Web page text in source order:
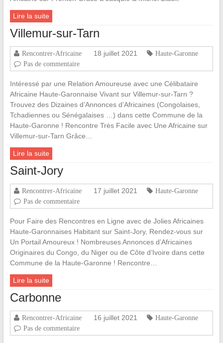
Lire la suite
Villemur-sur-Tarn
Rencontrer-Africaine 18 juillet 2021
Haute-Garonne
Pas de commentaire
Intéressé par une Relation Amoureuse avec une Célibataire
Africaine Haute-Garonnaise Vivant sur Villemur-sur-Tarn ?
Trouvez des Dizaines d’Annonces d’Africaines (Congolaises,
Tchadiennes ou Sénégalaises …) dans cette Commune de la
Haute-Garonne ! Rencontre Très Facile avec Une Africaine sur
Villemur-sur-Tarn Grâce…
Lire la suite
Saint-Jory
Rencontrer-Africaine 17 juillet 2021
Haute-Garonne
Pas de commentaire
Pour Faire des Rencontres en Ligne avec de Jolies Africaines
Haute-Garonnaises Habitant sur Saint-Jory, Rendez-vous sur
Un Portail Amoureux ! Nombreuses Annonces d’Africaines
Originaires du Congo, du Niger ou de Côte d’Ivoire dans cette
Commune de la Haute-Garonne ! Rencontre…
Lire la suite
Carbonne
Rencontrer-Africaine 16 juillet 2021
Haute-Garonne
Pas de commentaire